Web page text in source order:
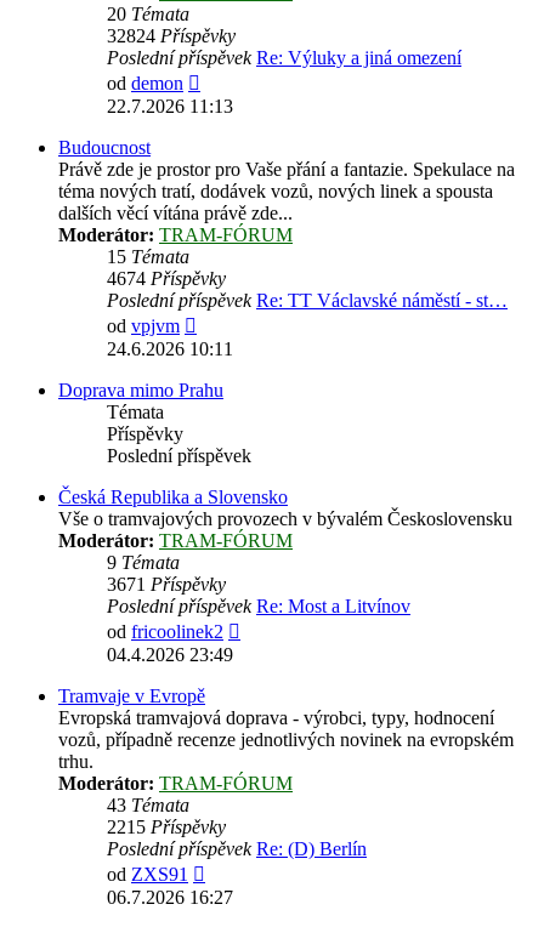
20 Témata
32824 Příspěvky
Poslední příspěvek Re: Výluky a jiná omezení
od demon
poslední
22.7.2026 11:13
Budoucnost
Právě zde je prostor pro Vaše přání a fantazie. Spekulace na
téma nových tratí, dodávek vozů, nových linek a spousta
dalších věcí vítána právě zde...
Moderátor: TRAM-FÓRUM
15 Témata
4674 Příspěvky
Poslední příspěvek Re: TT Václavské náměstí - st…
od vpjvm
poslední
24.6.2026 10:11
Doprava mimo Prahu
Témata
Příspěvky
Poslední příspěvek
Česká Republika a Slovensko
Vše o tramvajových provozech v bývalém Československu
Moderátor: TRAM-FÓRUM
9 Témata
3671 Příspěvky
Poslední příspěvek Re: Most a Litvínov
od fricoolinek2
04.4.2026 23:49
Tramvaje v Evropě
Evropská tramvajová doprava - výrobci, typy, hodnocení
vozů, případně recenze jednotlivých novinek na evropském
trhu.
Moderátor: TRAM-FÓRUM
43 Témata
2215 Příspěvky
Poslední příspěvek Re: (D) Berlín
od ZXS91
poslední
06.7.2026 16:27